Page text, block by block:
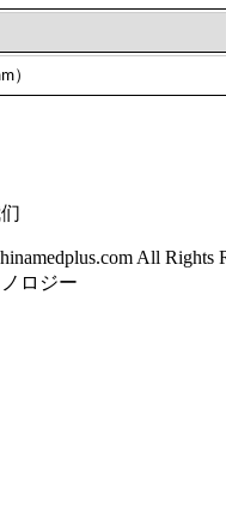
）
All Rights
ロジー